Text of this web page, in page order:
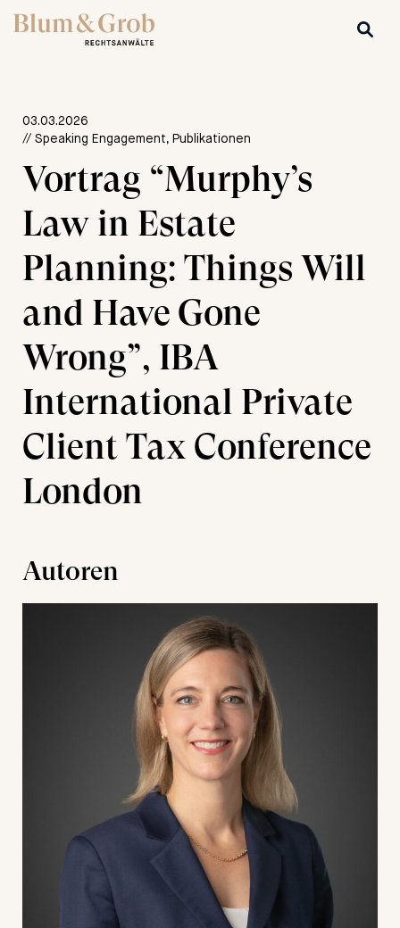
03.03.2026
// Speaking Engagement, Publikationen
Vortrag “Murphy’s
Law in Estate
Planning: Things Will
and Have Gone
Wrong”, IBA
International Private
Client Tax Conference
London
Autoren